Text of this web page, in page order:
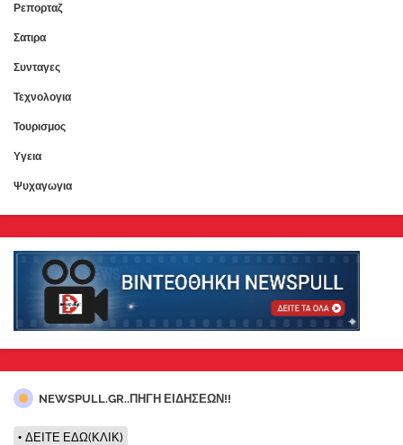
Ρεπορταζ
Σατιρα
Συνταγες
Τεχνολογια
Τουρισμος
Υγεια
Ψυχαγωγια
NEWSPULL.GR..ΠΗΓΗ ΕΙΔΗΣΕΩΝ!!
ΔΕΙΤΕ ΕΔΩ(ΚΛΙΚ)